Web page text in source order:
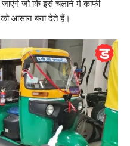
जो कि इसे चलाने में काफी
आसान बना देते हैं।